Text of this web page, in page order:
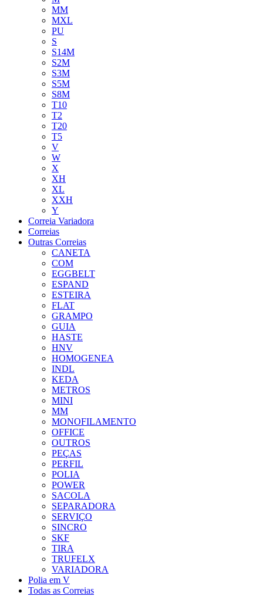
MM
MXL
PU
S
S14M
S2M
S3M
S5M
S8M
T10
T2
T20
T5
V
W
X
XH
XL
XXH
Y
Correia Variadora
Correias
Outras Correias
CANETA
COM
EGGBELT
ESPAND
ESTEIRA
FLAT
GRAMPO
GUIA
HASTE
HNV
HOMOGENEA
INDL
KEDA
METROS
MINI
MM
MONOFILAMENTO
OFFICE
OUTROS
PEÇAS
PERFIL
POLIA
POWER
SACOLA
SEPARADORA
SERVIÇO
SINCRO
SKF
TIRA
TRUFELX
VARIADORA
Polia em V
Todas as Correias